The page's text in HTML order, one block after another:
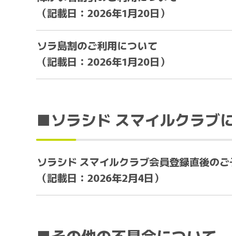
（記載日：2026年1月20日）
ソラ島割のご利用について
（記載日：2026年1月20日）
■ソラシド スマイルクラブ
ソラシド スマイルクラブ会員登録直後の
（記載日：2026年2月4日）